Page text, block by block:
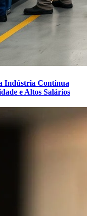
Indústria Continua
e Altos Salários